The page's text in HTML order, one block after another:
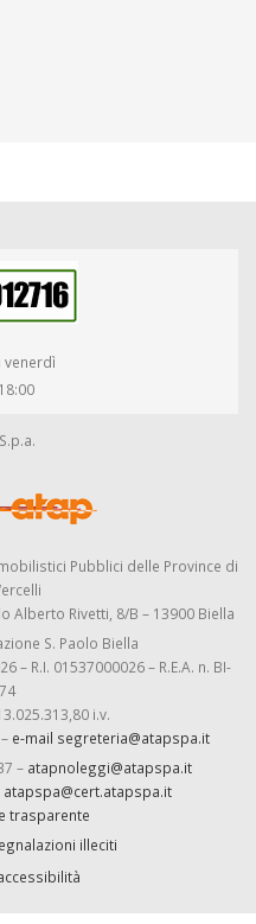
venerdì
Pubblici delle Province di
Alberto Rivetti, 8/B – 13900 Biella
S. Paolo Biella
– R.I. 01537000026 – R.E.A. n. BI-
i.v.
e-mail segreteria@atapspa.it
– atapnoleggi@atapspa.it
atapspa@cert.atapspa.it
trasparente
illeciti